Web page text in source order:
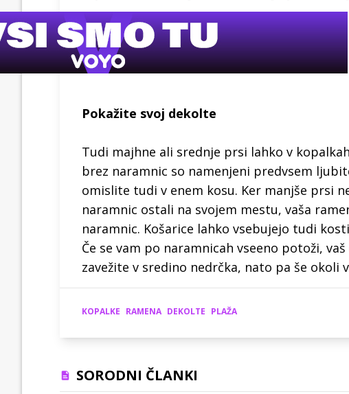
Pokažite svoj dekolte
Tudi majhne ali srednje prsi lahko v
brez naramnic so namenjeni predvsem
omislite tudi v enem kosu. Ker manjše prsi
naramnic ostali na svojem mestu, vaša
naramnic. Košarice lahko vsebujejo tudi
Če se vam po naramnicah vseeno potoži,
zavežite v sredino nedrčka, nato pa še okoli
KOPALKE RAMENA DEKOLTE PLAŽA
SORODNI ČLANKI